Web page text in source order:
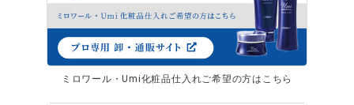
ミロワール・Umi化粧品仕入れご希望の方はこちら